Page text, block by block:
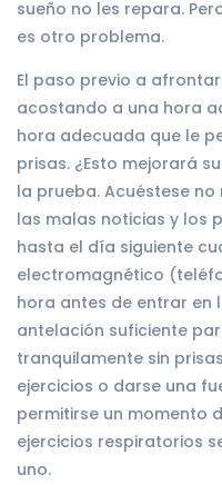
sueño no les repara.
es otro problema.
El paso previo a
acostando a una hora
hora adecuada que le
prisas. ¿Esto mejorará
la prueba. Acuéstese
las malas noticias y los
hasta el día siguiente
electromagnético
hora antes de entrar en
antelación suficiente
tranquilamente sin
ejercicios o darse una
permitirse un momento
ejercicios respiratorios
uno.